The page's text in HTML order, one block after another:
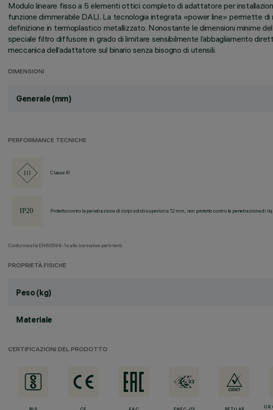
Modulo lineare fisso a 5 elementi ottici completo di adattatore per
funzione dimmerabile DALI. La tecnologia integrata «power line» permette
definizione in termoplastico metallizzato. Nonostante le dimensioni minime
speciale filtro diffusore in grado di limitare sensibilmente l’abbagliamento
meccanica dell’adattatore sul binario senza bisogno di utensili.
DIMENSIONI
Generale (mm)
PERFORMANCE TECNICHE
Classe III
Protetto contro la penetrazione di corpi solidi superiori a 12 mm, non protetto contro la penetrazione di
Conforme alla EN60598-1 e alle normative pertinenti.
PROPRIETÀ FISICHE
Peso (kg)
Materiale
CERTIFICAZIONI DEL PRODOTTO
UK